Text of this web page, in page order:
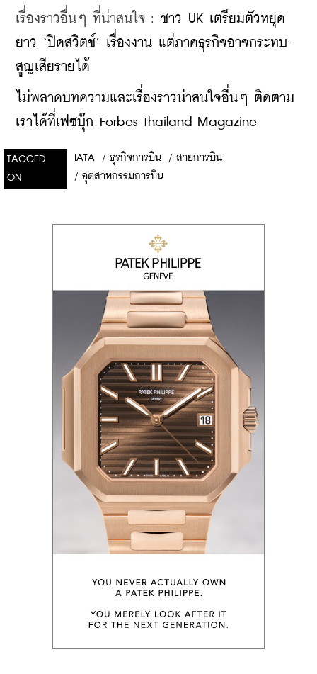
เรื่องราวอื่นๆ ที่น่าสนใจ : ชาว UK เตรียมตัวหยุด
ยาว ‘ปิดสวิตช์’ เรื่องงาน แต่ภาคธุรกิจอาจกระทบ-
สูญเสียรายได้
ไม่พลาดบทความและเรื่องราวน่าสนใจอื่นๆ ติดตาม
เราได้ที่เฟซบุ๊ก Forbes Thailand Magazine
TAGGED
ON
IATA / ธุรกิจการบิน / สายการบิน
/ อุตสาหกรรมการบิน